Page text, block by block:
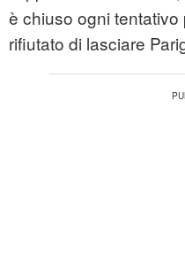
è chiuso ogni
rifiutato di lasciare